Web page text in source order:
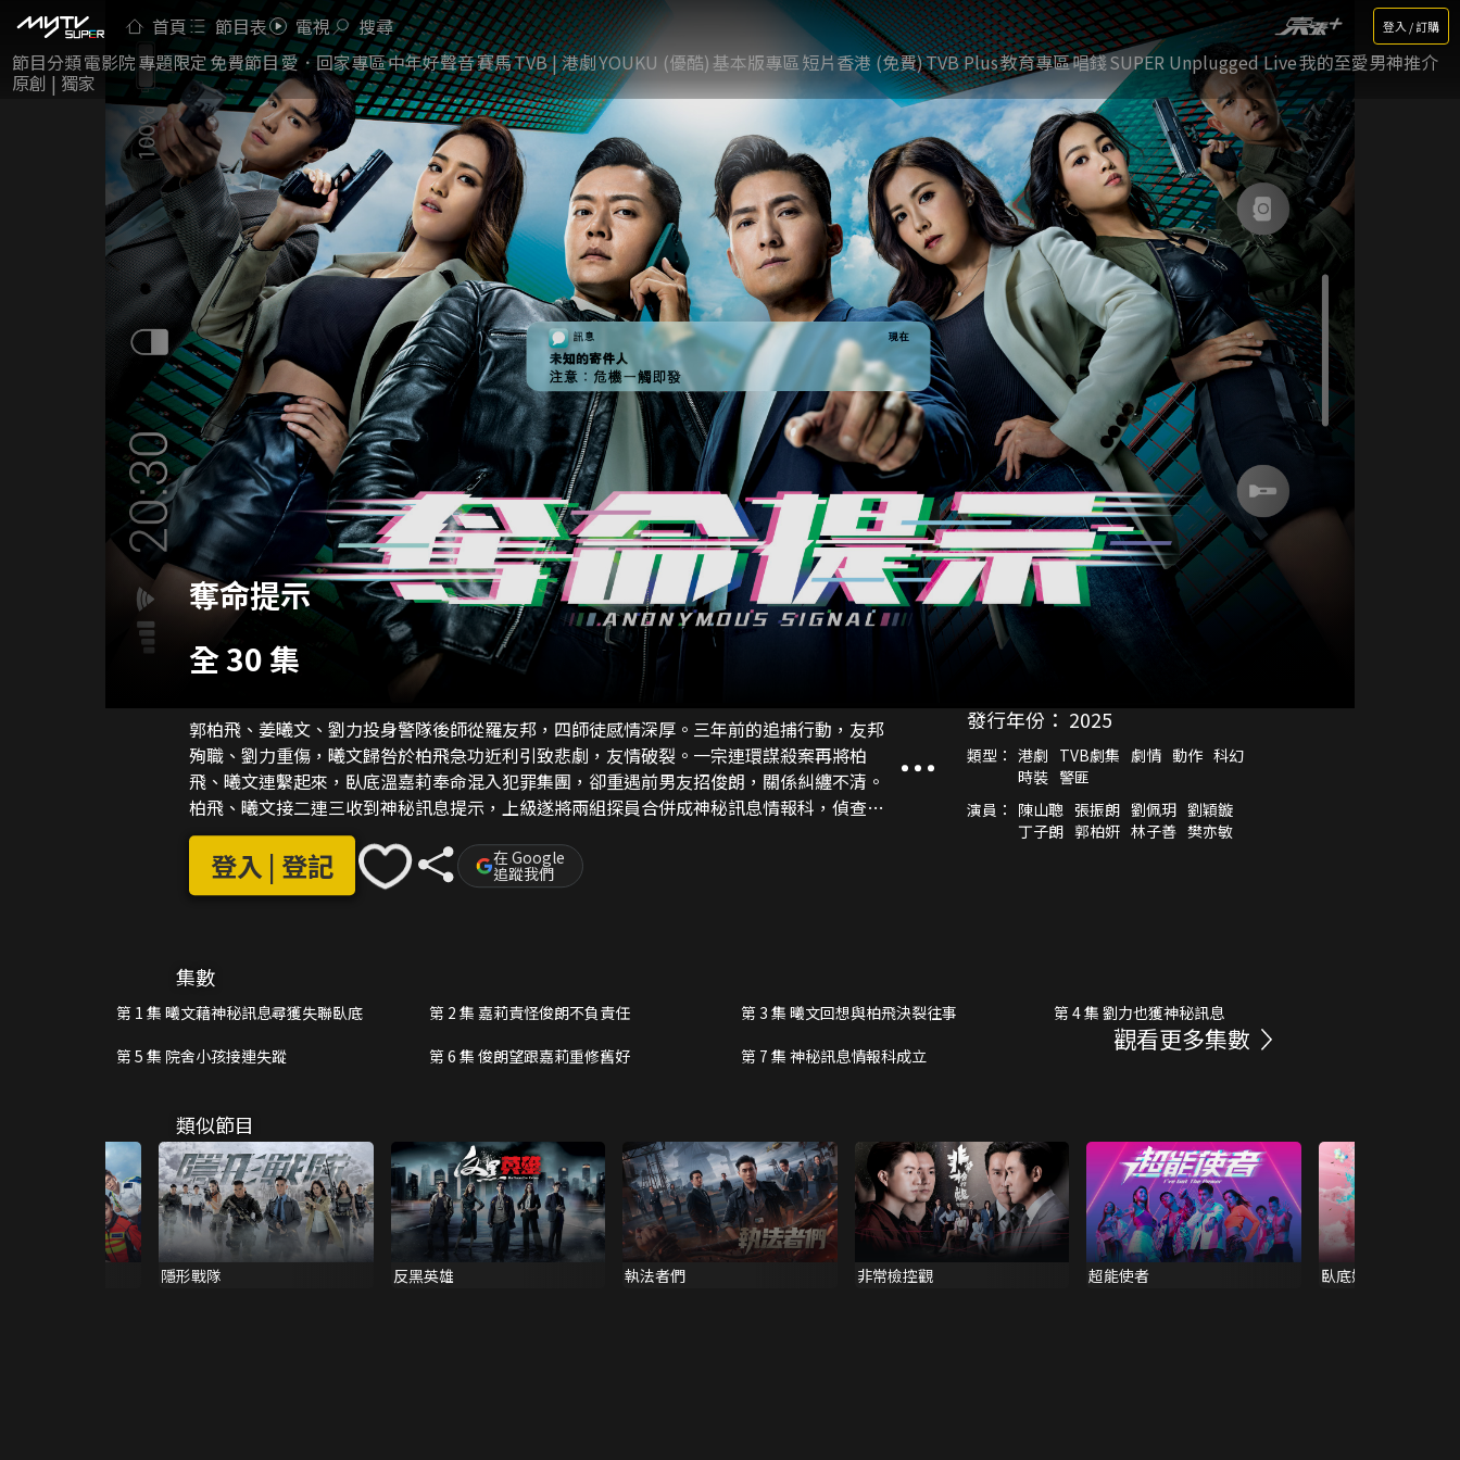
首頁 節目表 電視 搜尋 登入 / 訂購
節目分類電影院專題限定免費節目愛．回家專區中年好聲音賽馬TVB | 港劇YOUKU (優酷)基本版專區短片香港 (免費)TVB Plus教育專區唱錢SUPER Unplugged Live我的至愛男神推介
原創 | 獨家
奪命提示
全 30 集
郭柏飛、姜曦文、劉力投身警隊後師從羅友邦，四師徒感情深厚。三年前的追捕行動，友邦
殉職、劉力重傷，曦文歸咎於柏飛急功近利引致悲劇，友情破裂。一宗連環謀殺案再將柏
飛、曦文連繫起來，臥底溫嘉莉奉命混入犯罪集團，卻重遇前男友招俊朗，關係糾纏不清。
柏飛、曦文接二連三收到神秘訊息提示，上級遂將兩組探員合併成神秘訊息情報科，偵查多
宗撲朔迷離的命案。由手機助理發出的提示為何每每能引領團隊超前破案，「她」是敵是
友？登入 | 登記 在 Google
追蹤我們
發行年份： 2025
類型： 港劇 TVB劇集 劇情 動作 科幻
時裝 警匪
演員： 陳山聰 張振朗 劉佩玥 劉穎鏇
丁子朗 郭柏姸 林子善 樊亦敏
集數
第 1 集 曦文藉神秘訊息尋獲失聯臥底 第 2 集 嘉莉責怪俊朗不負責任 第 3 集 曦文回想與柏飛決裂往事
第 4 集 劉力也獲神秘訊息
第 5 集 院舍小孩接連失蹤
第 6 集 俊朗望跟嘉莉重修舊好 第 7 集 神秘訊息情報科成立
觀看更多集數
類似節目
隱形戰隊 反黑英雄 執法者們 非常檢控觀 超能使者 臥底嬌娃